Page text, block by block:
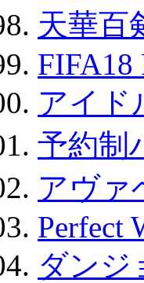
天華百
FIFA18
アイド
予約制
アヴァ
Perfect
ダンジ